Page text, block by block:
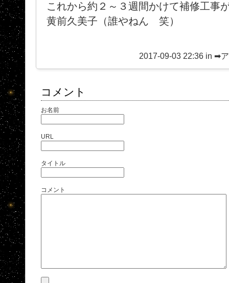
これから約２～３週間かけて補修工
黄前久美子（誰やねん 笑）
2017-09-03 22:36 in ➡
コメント
お名前
URL
タイトル
コメント